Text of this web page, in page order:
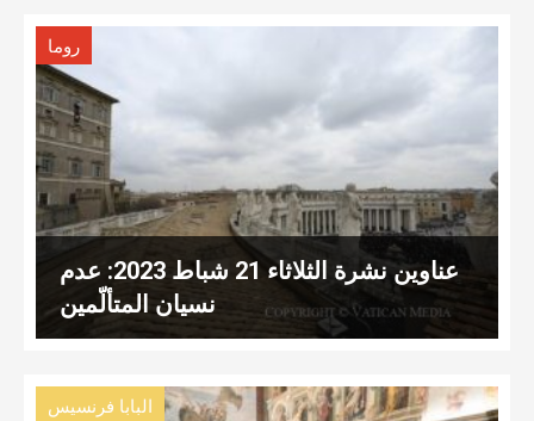
روما
عناوين نشرة الثلاثاء 21 شباط 2023: عدم
نسيان المتألّمين
البابا فرنسيس